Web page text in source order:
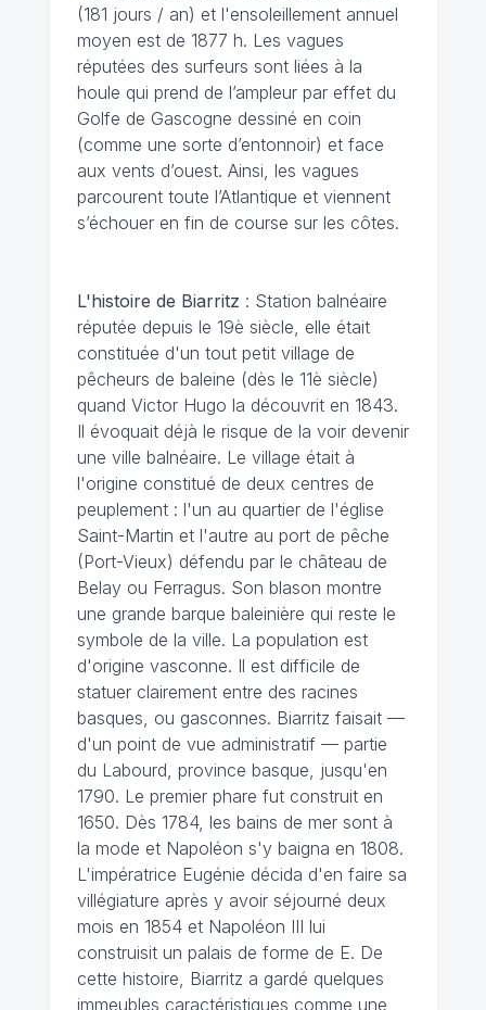
(181 jours / an) et l'ensoleillement annuel
moyen est de 1877 h. Les vagues
réputées des surfeurs sont liées à la
houle qui prend de l’ampleur par effet du
Golfe de Gascogne dessiné en coin
(comme une sorte d’entonnoir) et face
aux vents d’ouest. Ainsi, les vagues
parcourent toute l’Atlantique et viennent
s’échouer en fin de course sur les côtes.
L'histoire de Biarritz : Station balnéaire
réputée depuis le 19è siècle, elle était
constituée d'un tout petit village de
pêcheurs de baleine (dès le 11è siècle)
quand Victor Hugo la découvrit en 1843.
Il évoquait déjà le risque de la voir devenir
une ville balnéaire. Le village était à
l'origine constitué de deux centres de
peuplement : l'un au quartier de l'église
Saint-Martin et l'autre au port de pêche
(Port-Vieux) défendu par le château de
Belay ou Ferragus. Son blason montre
une grande barque baleinière qui reste le
symbole de la ville. La population est
d'origine vasconne. Il est difficile de
statuer clairement entre des racines
basques, ou gasconnes. Biarritz faisait —
d'un point de vue administratif — partie
du Labourd, province basque, jusqu'en
1790. Le premier phare fut construit en
1650. Dès 1784, les bains de mer sont à
la mode et Napoléon s'y baigna en 1808.
L'impératrice Eugénie décida d'en faire sa
villégiature après y avoir séjourné deux
mois en 1854 et Napoléon III lui
construisit un palais de forme de E. De
cette histoire, Biarritz a gardé quelques
immeubles caractéristiques comme une